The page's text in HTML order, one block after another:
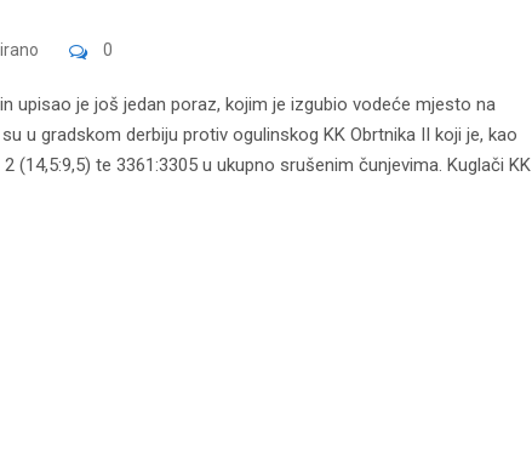
0
upisao je još jedan poraz, kojim je izgubio vodeće mjesto na
u gradskom derbiju protiv ogulinskog KK Obrtnika II koji je, kao
(14,5:9,5) te 3361:3305 u ukupno srušenim čunjevima. Kuglači KK